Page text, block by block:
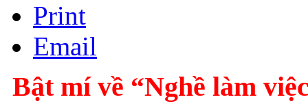
Print
Email
Bật mí về “Nghề làm